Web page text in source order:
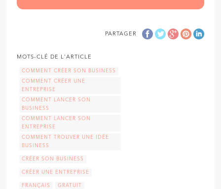
PARTAGER
MOTS-CLÉ DE L'ARTICLE
COMMENT CRÉER SON BUSINESS
COMMENT CRÉER UNE
ENTREPRISE
COMMENT LANCER SON
BUSINESS
COMMENT LANCER SON
ENTREPRISE
COMMENT TROUVER UNE IDÉE
BUSINESS
CRÉER SON BUSINESS
CRÉER UNE ENTREPRISE
FRANÇAIS GRATUIT